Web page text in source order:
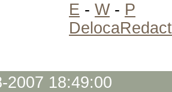
E - W- P
2007 18:49:00